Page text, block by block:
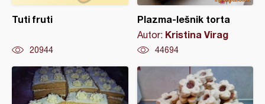
Tuti fruti
20944
Plazma-lešnik torta
Autor: Kristina Virag
44694